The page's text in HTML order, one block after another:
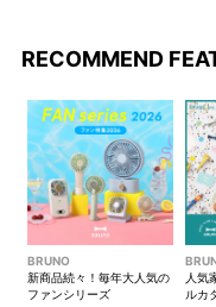
ージ
RECOMMEND
BRUNO
新商品続々！毎年大人気の
ファンシリーズ
人気
ルカ